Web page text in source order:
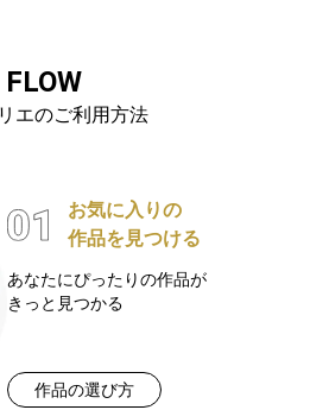
FLOW
エのご利用方法
お気に入りの
作品を見つける
あなたにぴったりの作品が
きっと見つかる
作品の選び方